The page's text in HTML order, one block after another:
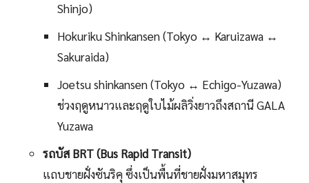
Shinjo)
Hokuriku Shinkansen (Tokyo ↔ Karuizawa ↔
Sakuraida)
Joetsu shinkansen (Tokyo ↔ Echigo-Yuzawa)
ช่วงฤดูหนาวและฤดูใบไม้ผลิวิ่งยาวถึงสถานี GALA
Yuzawa
รถบัส BRT (Bus Rapid Transit)
แถบชายฝั่งซันริคุซึ่งเป็นพื้นที่ชายฝั่งมหาสมุทร